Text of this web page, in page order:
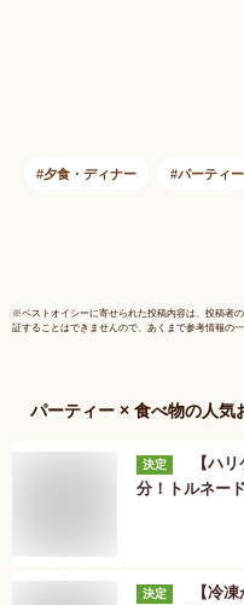
夕食・ディナー パーティー
※ベストオイシーに寄せられた投稿内容は、投稿者
証することはできませんので、あくまで参考情報の
パーティー × 食べ物の人気
決定
【ハ
分！トルネー
決定
【冷